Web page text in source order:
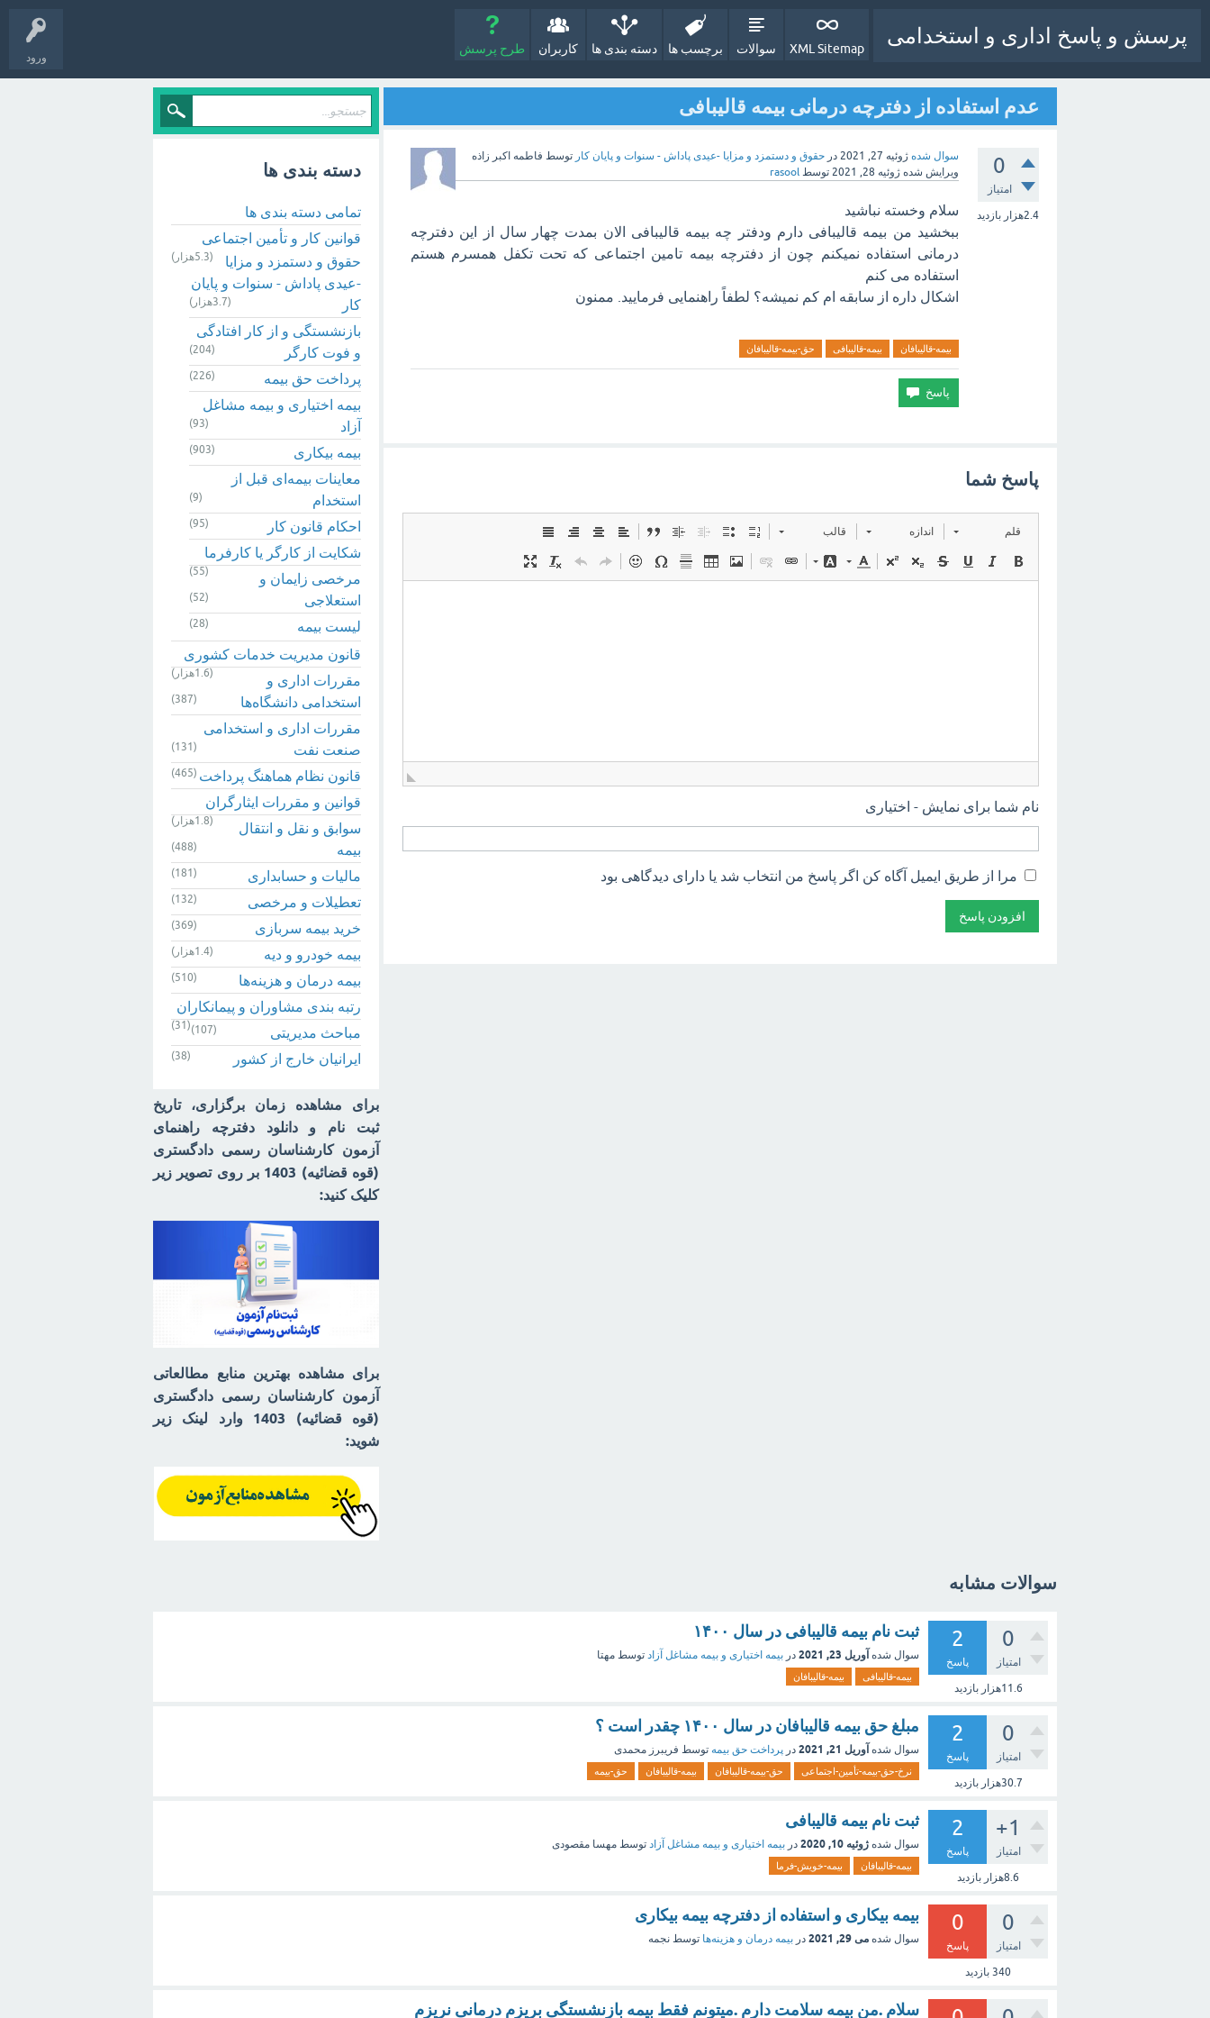
ورود
پرسش و پاسخ اداری و استخدامی
XML Sitemap سوالات برچسب ها دسته بندی ها کاربران طرح پرسش
عدم استفاده از دفترچه درمانی بیمه قالیبافی
0
امتیاز
2.4هزار بازدید
سوال شده ژوئیه 27, 2021 در حقوق و دستمزد و مزایا -عیدی پاداش - سنوات و پایان کار توسط فاطمه اکبر زاذه
ویرایش شده ژوئیه 28, 2021 توسط rasool
سلام وخسته نباشید
ببخشید من بیمه قالیبافی دارم ودفتر چه بیمه قالیبافی الان بمدت چهار سال از این دفترچه
درمانی استفاده نمیکنم چون از دفترچه بیمه تامین اجتماعی که تحت تکفل همسرم هستم
استفاده می کنم
اشکال داره از سابقه ام کم نمیشه؟ لطفاً راهنمایی فرمایید. ممنون
بیمه-قالیبافان بیمه-قالیبافی حق-بیمه-قالیبافان
پاسخ شما
قلم اندازه قالب
نام شما برای نمایش - اختیاری
مرا از طریق ایمیل آگاه کن اگر پاسخ من انتخاب شد یا دارای دیدگاهی بود
دسته بندی ها
تمامی دسته بندی ها
قوانین کار و تأمین اجتماعی
(5.3هزار)
حقوق و دستمزد و مزایا
-عیدی پاداش - سنوات و پایان
کار
(3.7هزار)
بازنشستگی و از کار افتادگی
و فوت کارگر
(204)
پرداخت حق بیمه (226)
بیمه اختیاری و بیمه مشاغل
آزاد
(93)
بیمه بیکاری (903)
معاینات بیمه‌ای قبل از
استخدام
(9)
احکام قانون کار (95)
شکایت از کارگر یا کارفرما
(55)
مرخصی زایمان و
استعلاجی
(52)
لیست بیمه (28)
قانون مدیریت خدمات کشوری
(1.6هزار)
مقررات اداری و
استخدامی دانشگاه‌ها
(387)
مقررات اداری و استخدامی
صنعت نفت
(131)
قانون نظام هماهنگ پرداخت (465)
قوانین و مقررات ایثارگران
(1.8هزار)
سوابق و نقل و انتقال
بیمه‌
(488)
مالیات و حسابداری (181)
تعطیلات و مرخصی (132)
خرید بیمه سربازی (369)
بیمه خودرو و دیه (1.4هزار)
بیمه درمان و هزینه‌ها (510)
رتبه بندی مشاوران و پیمانکاران
(31) مباحث مدیریتی (107)
ایرانیان خارج از کشور (38)
برای مشاهده زمان برگزاری، تاریخ
ثبت نام و دانلود دفترچه راهنمای
آزمون کارشناسان رسمی دادگستری
(قوه قضائیه) 1403 بر روی تصویر زیر
کلیک کنید:
برای مشاهده بهترین منابع مطالعاتی
آزمون کارشناسان رسمی دادگستری
(قوه قضائیه) 1403 وارد لینک زیر
شوید:
سوالات مشابه
0
امتیاز
2
پاسخ
11.6هزار بازدید
ثبت نام بیمه قالیبافی در سال ۱۴۰۰
سوال شده آوریل 23, 2021 در بیمه اختیاری و بیمه مشاغل آزاد توسط مهتا
بیمه-قالیبافی بیمه-قالیبافان
0
امتیاز
2
پاسخ
30.7هزار بازدید
مبلغ حق بیمه قالیبافان در سال ۱۴۰۰ چقدر است ؟
سوال شده آوریل 21, 2021 در پرداخت حق بیمه توسط فریبرز محمدی
نرخ-حق-بیمه-تأمین-اجتماعی حق-بیمه-قالیبافان بیمه-قالیبافان حق-بیمه
+1
امتیاز
2
پاسخ
8.6هزار بازدید
ثبت نام بیمه قالیبافی
سوال شده ژوئیه 10, 2020 در بیمه اختیاری و بیمه مشاغل آزاد توسط مهسا مقصودی
بیمه-قالیبافان بیمه-خویش-فرما
0
امتیاز
0
پاسخ
340 بازدید
بیمه بیکاری و استفاده از دفترچه بیمه بیکاری
سوال شده می 29, 2021 در بیمه درمان و هزینه‌ها توسط نجمه
سلام .من بیمه سلامت دارم .میتونم فقط بیمه بازنشستگی بریزم درمانی نریزم